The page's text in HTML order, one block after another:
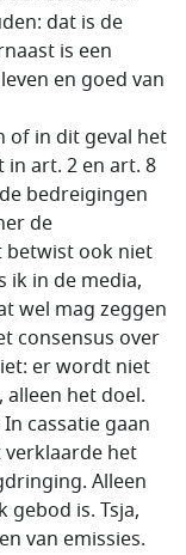
dat is de
is een
en goed van
of in dit geval het
art. 2 en art. 8
bedreigingen
de
betwist ook niet
ik in de media,
wel mag zeggen
consensus over
er wordt niet
het doel.
cassatie gaan
verklaarde het
Alleen
is. Tsja,
van emissies.